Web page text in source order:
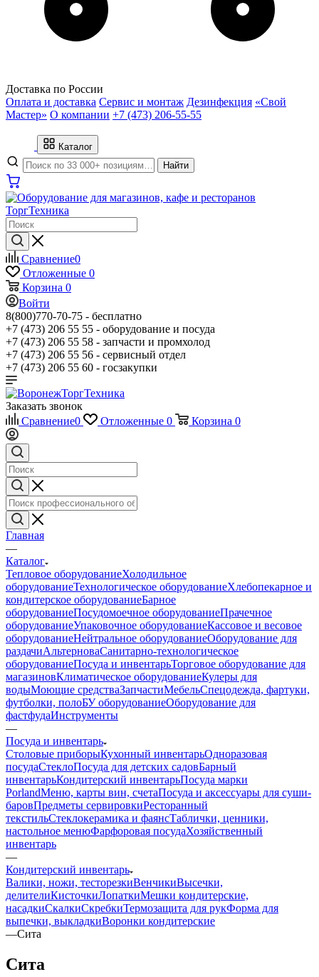
Доставка по России
Оплата и доставка Сервис и монтаж Дезинфекция «Свой
Мастер» О компании +7 (473) 206-55-55
Каталог
Найти
Сравнение0
Отложенные 0
Корзина 0
Войти
8(800)770-70-75 - бесплатно
+7 (473) 206 55 55 - оборудование и посуда
+7 (473) 206 55 58 - запчасти и промхолод
+7 (473) 206 55 56 - сервисный отдел
+7 (473) 206 55 60 - госзакупки
Заказать звонок
Сравнение0 Отложенные 0 Корзина 0
Главная
—
Каталог
Тепловое оборудованиеХолодильное
оборудованиеТехнологическое оборудованиеХлебопекарное и
кондитерское оборудованиеБарное
оборудованиеПосудомоечное оборудованиеПрачечное
оборудованиеУпаковочное оборудованиеКассовое и весовое
оборудованиеНейтральное оборудованиеОборудование для
раздачиАльтерноваСанитарно-технологическое
оборудованиеПосуда и инвентарьТорговое оборудование для
магазиновКлиматическое оборудованиеКулеры для
водыМоющие средстваЗапчастиМебельСпецодежда, фартуки,
футболки, полоБУ оборудованиеОборудование для
фастфудаИнструменты
—
Посуда и инвентарь
Столовые приборыКухонный инвентарьОдноразовая
посудаСтеклоПосуда для детских садовБарный
инвентарьКондитерский инвентарьПосуда марки
PorlandМеню, карты вин, счетаПосуда и аксессуары для суши-
баровПредметы сервировкиРесторанный
текстильСтеклокерамика и фаянсТаблички, ценники,
настольное менюФарфоровая посудаХозяйственный
инвентарь
—
Кондитерский инвентарь
Валики, ножи, тесторезкиВенчикиВысечки,
делителиКисточкиЛопаткиМешки кондитерские,
насадкиСкалкиСкребкиТермозащита для рукФорма для
выпечки, выкладкиВоронки кондитерские
—Сита
Сита